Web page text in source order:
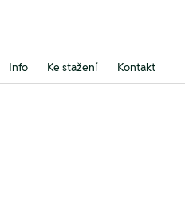
Info Ke stažení Kontakt